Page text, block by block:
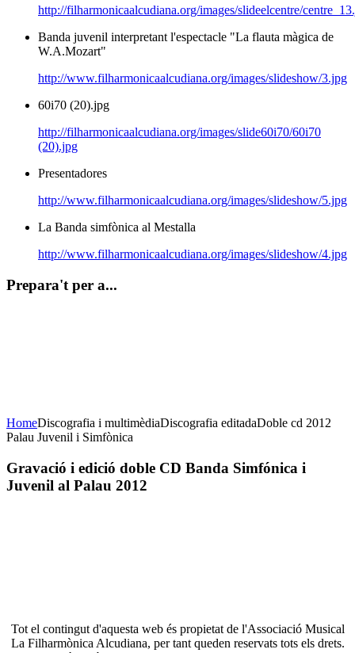
http://filharmonicaalcudiana.org/images/slideelcentre/
Banda juvenil interpretant l'espectacle "La flauta màgica de
W.A.Mozart"
http://www.filharmonicaalcudiana.org/images/slideshow/3.jpg
60i70 (20).jpg
http://filharmonicaalcudiana.org/images/slide60i70/60i70
(20).jpg
Presentadores
http://www.filharmonicaalcudiana.org/images/slideshow/5.jpg
La Banda simfònica al Mestalla
http://www.filharmonicaalcudiana.org/images/slideshow/4.jpg
Prepara't per a...
HomeDiscografia i multimèdiaDiscografia editadaDoble cd 2012
Palau Juvenil i Simfònica
Gravació i edició doble CD Banda Simfónica i
Juvenil al Palau 2012
Tot el contingut d'aquesta web és propietat de l'Associació Musical
La Filharmònica Alcudiana, per tant queden reservats tots els drets.